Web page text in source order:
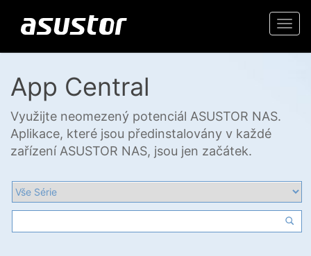
App Central
Využijte neomezený potenciál ASUSTOR NAS.
Aplikace, které jsou předinstalovány v každé
zařízení ASUSTOR NAS, jsou jen začátek.